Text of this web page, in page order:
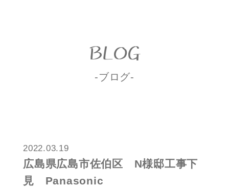
BLOG
-ブログ-
2022.03.19
広島県広島市佐伯区 N様邸工事下
見 Panasonic